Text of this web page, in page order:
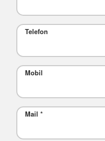
Telefon
Mobil
Mail *